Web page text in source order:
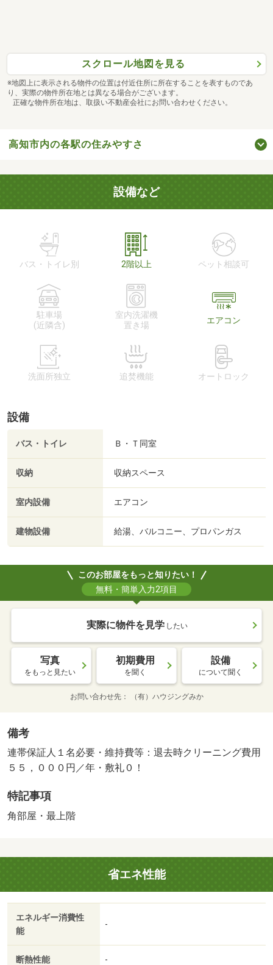
スクロール地図を見る
※地図上に表示される物件の位置は付近住所に所在することを表すものであ
り、実際の物件所在地とは異なる場合がございます。
正確な物件所在地は、取扱い不動産会社にお問い合わせください。
高知市内の各駅の住みやすさ
設備など
バス・トイレ別 2階以上 ペット相談可
駐車場
(近隣含)
室内洗濯機
置き場
エアコン
洗面所独立 追焚機能 オートロック
設備
バス・トイレ Ｂ・Ｔ同室
収納 収納スペース
室内設備 エアコン
建物設備 給湯、バルコニー、プロパンガス
このお部屋をもっと知りたい！
無料・簡単入力2項目
実際に物件を見学 したい
写真
をもっと見たい
初期費用
を聞く
設備
について聞く
お問い合わせ先 （有）ハウジングみか
備考
連帯保証人１名必要・維持費等：退去時クリーニング費用
５５，０００円／年・敷礼０！
特記事項
角部屋・最上階
省エネ性能
エネルギー消費性
能
-
断熱性能 -